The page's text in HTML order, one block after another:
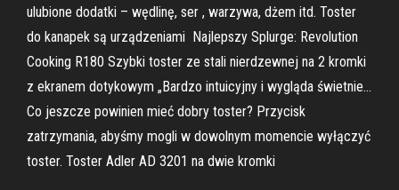
ulubione dodatki – wędlinę, ser , warzywa, dżem itd. Toster
do kanapek są urządzeniami Najlepszy Splurge: Revolution
Cooking R180 Szybki toster ze stali nierdzewnej na 2 kromki
z ekranem dotykowym „Bardzo intuicyjny i wygląda świetnie…
Co jeszcze powinien mieć dobry toster? Przycisk
zatrzymania, abyśmy mogli w dowolnym momencie wyłączyć
toster. Toster Adler AD 3201 na dwie kromki